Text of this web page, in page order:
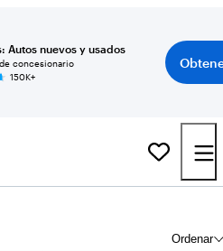
Autos nuevos y usados
concesionario
150K+
Ordenar